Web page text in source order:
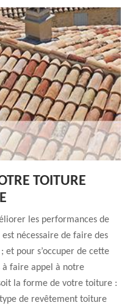
TOITURE
les performances de
nécessaire de faire des
et pour s’occuper de cette
à faire appel à notre
la forme de votre toiture :
de revêtement toiture